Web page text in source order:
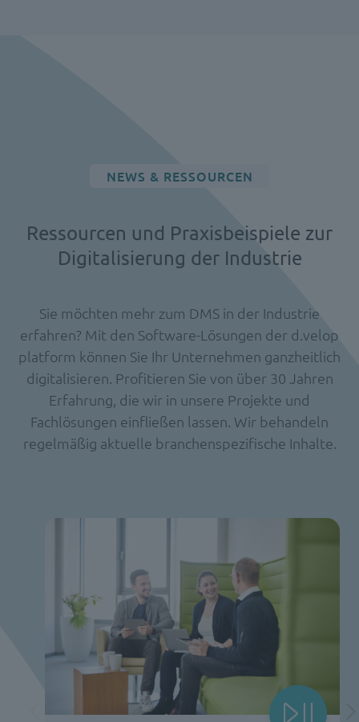
NEWS & RESSOURCEN
Ressourcen und Praxisbeispiele zur
Digitalisierung der Industrie
Sie möchten mehr zum DMS in der Industrie
erfahren? Mit den Software-Lösungen der d.velop
platform können Sie Ihr Unternehmen ganzheitlich
digitalisieren. Profitieren Sie von über 30 Jahren
Erfahrung, die wir in unsere Projekte und
Fachlösungen einfließen lassen. Wir behandeln
regelmäßig aktuelle branchenspezifische Inhalte.